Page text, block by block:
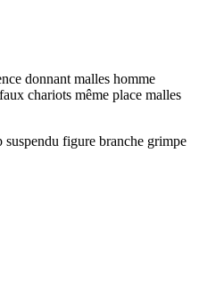
donnant malles homme
chariots même place malles
figure branche grimpe